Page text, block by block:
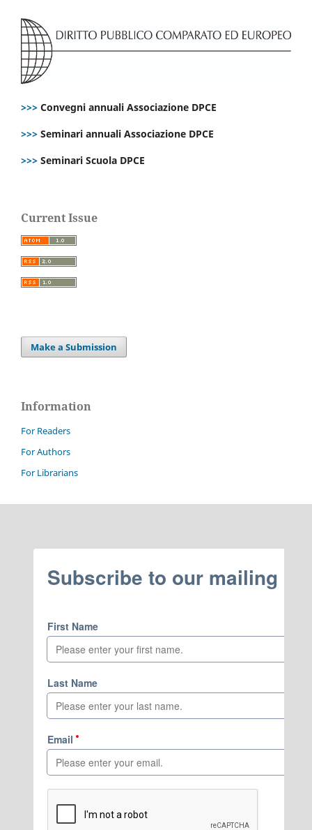
>>> Convegni annuali Associazione DPCE
>>> Seminari annuali Associazione DPCE
>>> Seminari Scuola DPCE
Current Issue
Make a Submission
Information
For Readers
For Authors
For Librarians